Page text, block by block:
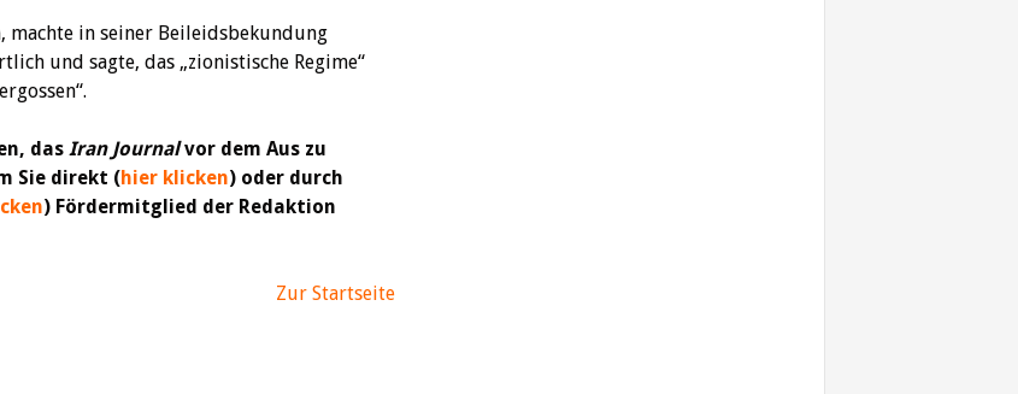
machte in seiner Beileidsbekundung
und sagte, das „zionistische Regime“
das Iran Journalvor dem Aus zu
Sie direkt (hier klicken) oder durch
) Fördermitglied der Redaktion
Zur Startseite